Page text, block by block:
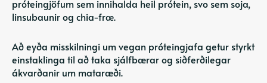
próteingjöfum sem innihalda heil prótein, svo sem soja,
linsubaunir og chia-fræ.
Að eyða misskilningi um vegan próteingjafa getur styrkt
einstaklinga til að taka sjálfbærar og siðferðilegar
ákvarðanir um mataræði.